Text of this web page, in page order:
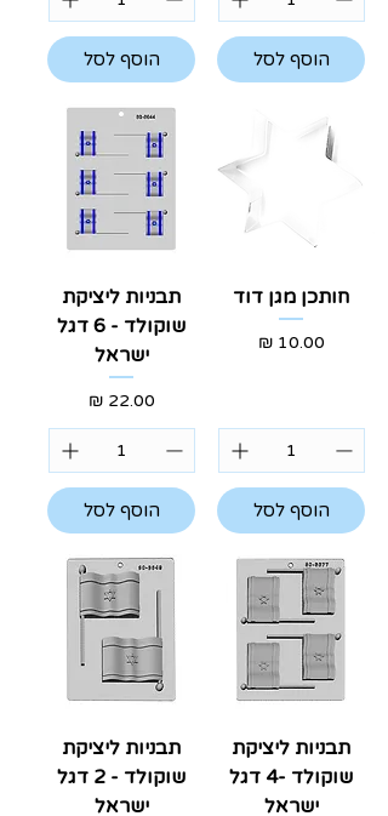
הוסף לסל הוסף לסל
חותכן מגן דוד
מחיר
הוסף לסל
תבניות ליציקת
שוקולד - 6 דגל
ישראל
מחיר
הוסף לסל
תבניות ליציקת
שוקולד -4 דגל
ישראל
תבניות ליציקת
שוקולד - 2 דגל
ישראל